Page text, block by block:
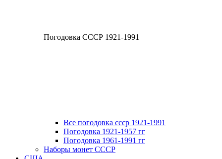
Погодовка СССР 1921-1991
Все погодовка ссср 1921-1991
Погодовка 1921-1957 гг
Погодовка 1961-1991 гг
Наборы монет СССР